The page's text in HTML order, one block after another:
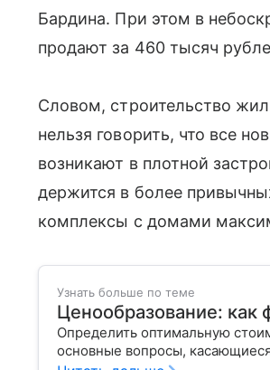
Бардина. При этом в
продают за 460 тысяч
Словом, строительство
нельзя говорить, что все
возникают в плотной
держится в более
комплексы с домами
Узнать больше по теме
Ценообразование: как
Определить оптимальную
основные вопросы,